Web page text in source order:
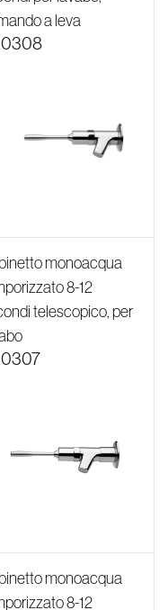
Filtri
a leva
monoacqua
8-12
telescopico, per
monoacqua
8-12